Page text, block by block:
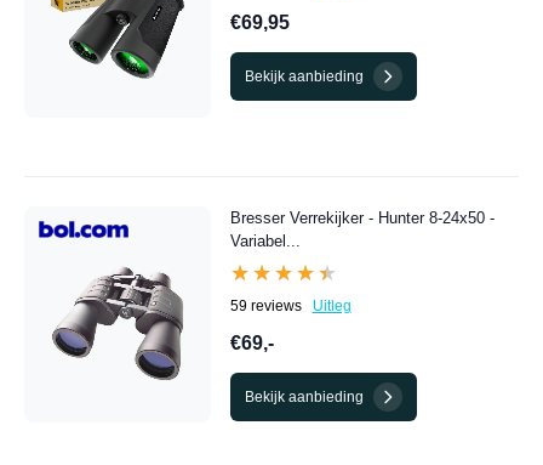
€69,95
Bekijk aanbieding
Bresser Verrekijker - Hunter 8-24x50 -
Variabel...
★★★★★
★★★★★
59 reviews Uitleg
€69,-
Bekijk aanbieding